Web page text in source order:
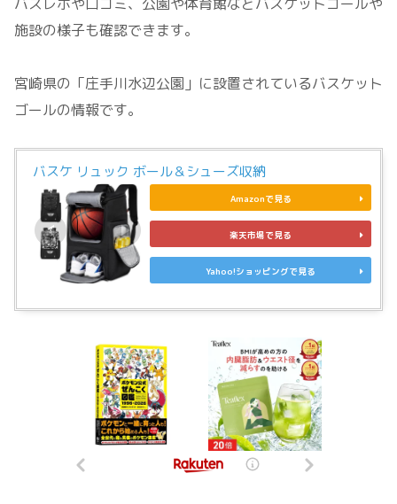
施設の様子も確認できます。
宮崎県の「庄手川水辺公園」に設置されているバスケット
ゴールの情報です。
バスケ リュック ボール＆シューズ収納
Amazonで見る
楽天市場で見る
Yahoo!ショッピングで見る